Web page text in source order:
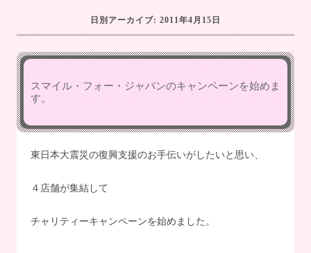
日別アーカイブ: 2011年4月15日
スマイル・フォー・ジャパンのキャンペーンを始めま
す。
東日本大震災の復興支援のお手伝いがしたいと思い、
４店舗が集結して
チャリティーキャンペーンを始めました。